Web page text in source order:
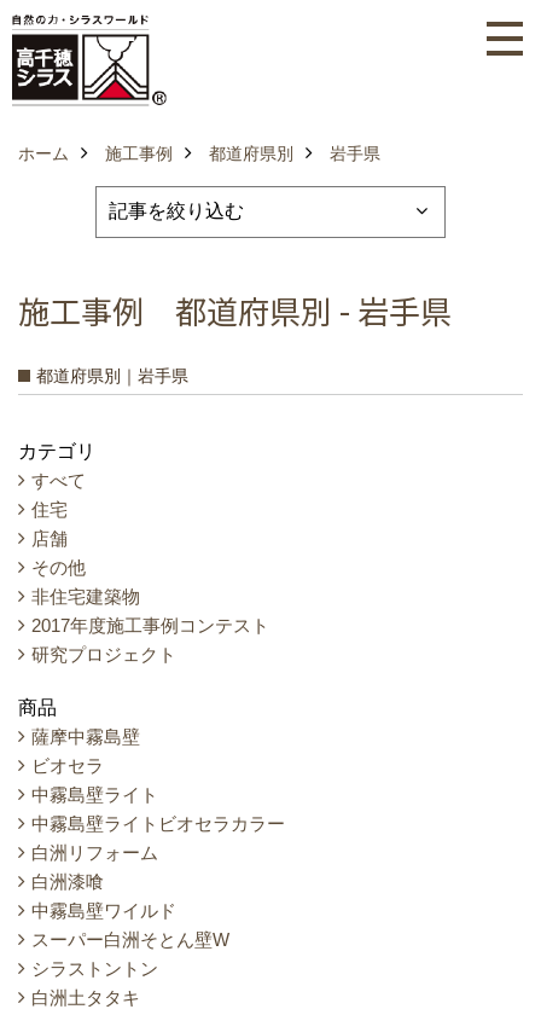
ホーム 施工事例 都道府県別 岩手県
施工事例 都道府県別 - 岩手県
都道府県別｜岩手県
カテゴリ
すべて
住宅
店舗
その他
非住宅建築物
2017年度施工事例コンテスト
研究プロジェクト
商品
薩摩中霧島壁
ビオセラ
中霧島壁ライト
中霧島壁ライトビオセラカラー
白洲リフォーム
白洲漆喰
中霧島壁ワイルド
スーパー白洲そとん壁W
シラストントン
白洲土タタキ